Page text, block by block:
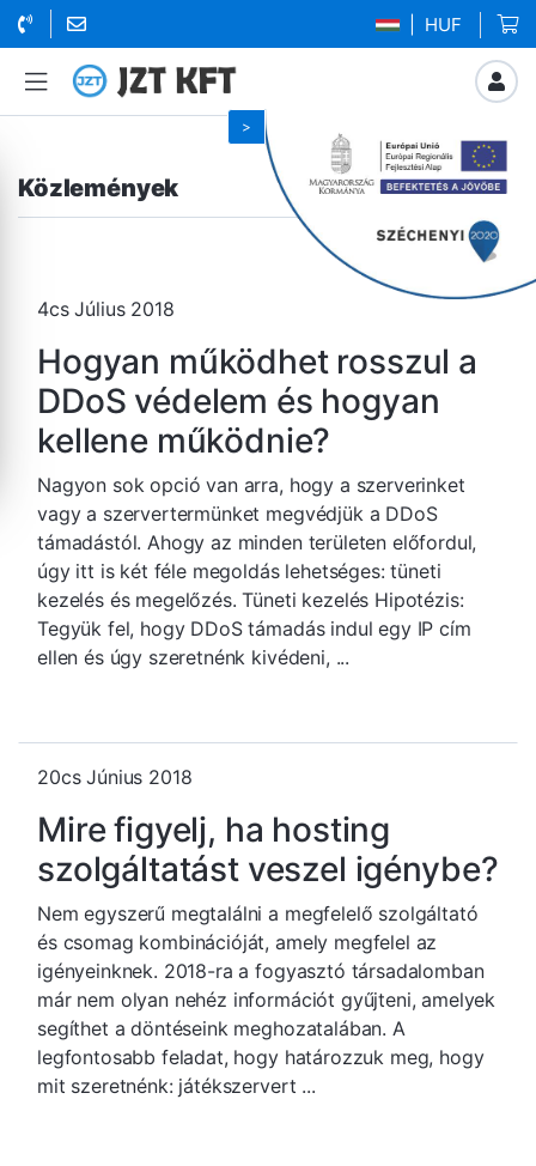
| HUF
Közlemények
4cs Július 2018
Hogyan működhet rosszul a
DDoS védelem és hogyan
kellene működnie?
Nagyon sok opció van arra, hogy a szerverinket
vagy a szervertermünket megvédjük a DDoS
támadástól. Ahogy az minden területen előfordul,
úgy itt is két féle megoldás lehetséges: tüneti
kezelés és megelőzés. Tüneti kezelés Hipotézis:
Tegyük fel, hogy DDoS támadás indul egy IP cím
ellen és úgy szeretnénk kivédeni, ...
20cs Június 2018
Mire figyelj, ha hosting
szolgáltatást veszel igénybe?
Nem egyszerű megtalálni a megfelelő szolgáltató
és csomag kombinációját, amely megfelel az
igényeinknek. 2018-ra a fogyasztó társadalomban
már nem olyan nehéz információt gyűjteni, amelyek
segíthet a döntéseink meghozatalában. A
legfontosabb feladat, hogy határozzuk meg, hogy
mit szeretnénk: játékszervert ...